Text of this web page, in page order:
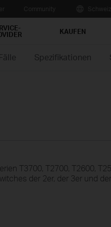
KAUFEN
Spezifikationen
T3700, T2700, T2600,
der 2er, der 3er und